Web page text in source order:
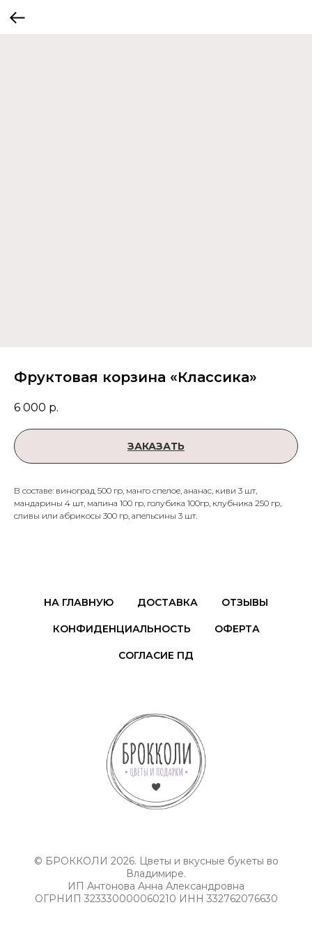
Фруктовая корзина «Классика»
6 000 р.
ЗАКАЗАТЬ
В составе: виноград 500 гр, манго спелое, ананас, киви 3 шт,
мандарины 4 шт, малина 100 гр, голубика 100гр, клубника 250 гр,
сливы или абрикосы 300 гр, апельсины 3 шт.
НА ГЛАВНУЮ ДОСТАВКА ОТЗЫВЫ
КОНФИДЕНЦИАЛЬНОСТЬ ОФЕРТА
СОГЛАСИЕ ПД
© БРОККОЛИ 2026. Цветы и вкусные букеты во
Владимире.
ИП Антонова Анна Александровна
ОГРНИП 323330000060210 ИНН 332762076630